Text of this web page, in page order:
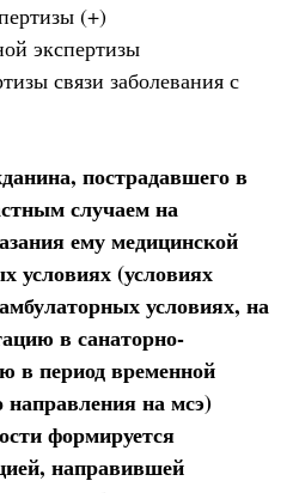
(+)
экспертизы
связи заболевания с
пострадавшего в
случаем на
ему медицинской
условиях (условиях
условиях, на
в санаторно-
в период временной
направления на мсэ)
формируется
направившей